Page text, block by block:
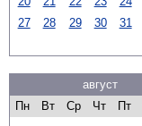
27
28 29 30 31
август
Пн
Вт Ср Чт Пт